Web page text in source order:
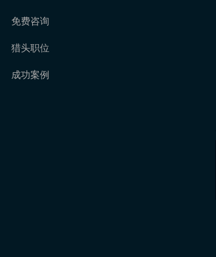
免费咨询
猎头职位
成功案例